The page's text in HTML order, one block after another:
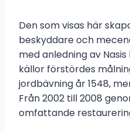
Den som visas här
beskyddare och
med anledning av
källor förstördes
jordbävning år 1548,
Från 2002 till 2008
omfattande